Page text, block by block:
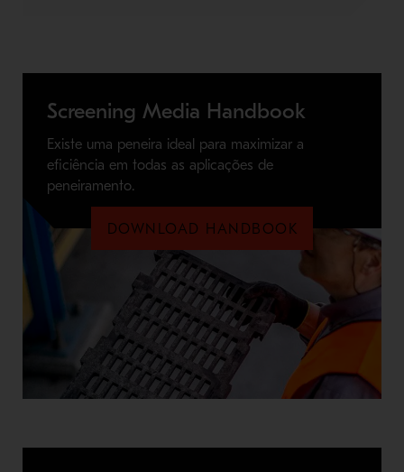
Screening Media Handbook
Existe uma peneira ideal para maximizar a
eficiência em todas as aplicações de
peneiramento.
DOWNLOAD HANDBOOK